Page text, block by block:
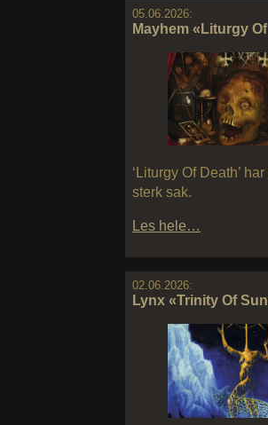
05.06.2026:
Mayhem «Liturgy
‘Liturgy Of Death’
sterk sak.
Les hele…
02.06.2026:
Lynx «Trinity Of